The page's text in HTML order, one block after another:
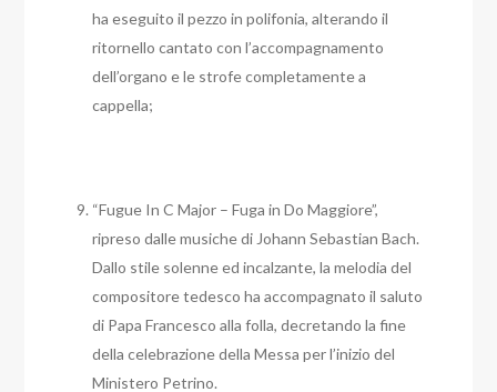
ha eseguito il pezzo in polifonia, alterando il
ritornello cantato con l’accompagnamento
dell’organo e le strofe completamente a
cappella;
“Fugue In C Major – Fuga in Do Maggiore”,
ripreso dalle musiche di Johann Sebastian Bach.
Dallo stile solenne ed incalzante, la melodia del
compositore tedesco ha accompagnato il saluto
di Papa Francesco alla folla, decretando la fine
della celebrazione della Messa per l’inizio del
Ministero Petrino.